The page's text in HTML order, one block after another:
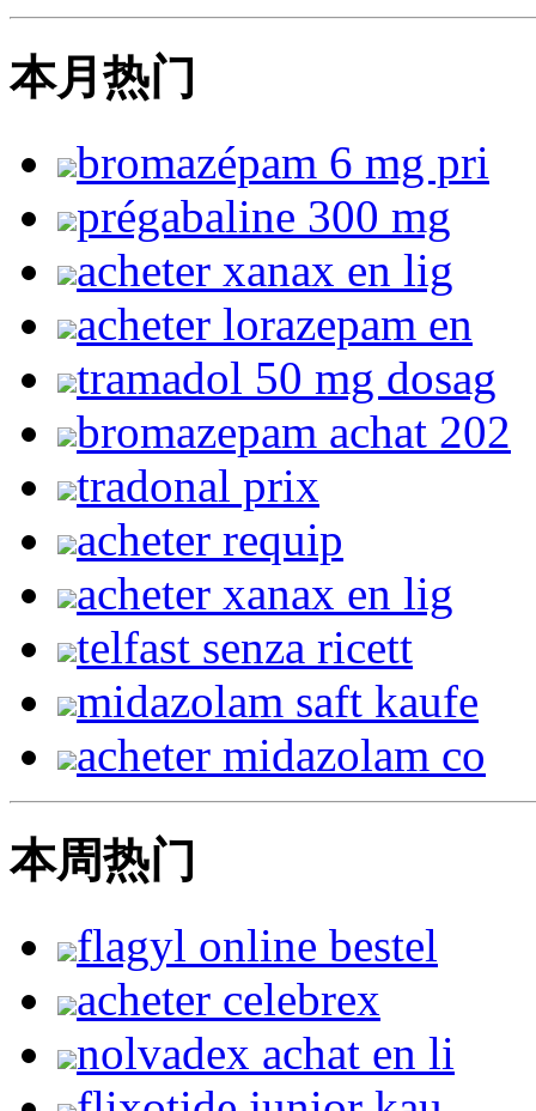
本月热门
bromazépam 6 mg pri
prégabaline 300 mg
acheter xanax en lig
acheter lorazepam en
tramadol 50 mg dosag
bromazepam achat 202
tradonal prix
acheter requip
acheter xanax en lig
telfast senza ricett
midazolam saft kaufe
acheter midazolam co
本周热门
flagyl online bestel
acheter celebrex
nolvadex achat en li